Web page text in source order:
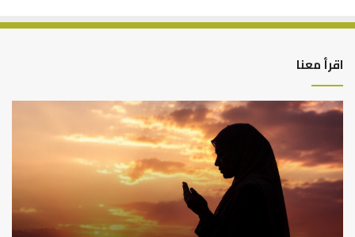
اقرأ معنا
أهم
عدم
استجابة
الدعاء
بن